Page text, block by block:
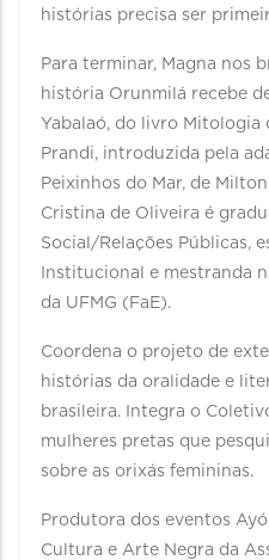
histórias precisa ser
Para terminar, Magna nos
história Orunmilá recebe
Yabalaó, do livro Mitologia
Prandi, introduzida pela
Peixinhos do Mar, de
Cristina de Oliveira é
Social/Relações Públicas,
Institucional e mestranda
da UFMG (FaE).
Coordena o projeto de
histórias da oralidade e
brasileira. Integra o
mulheres pretas que
sobre as orixás femininas.
Produtora dos eventos
Cultura e Arte Negra da